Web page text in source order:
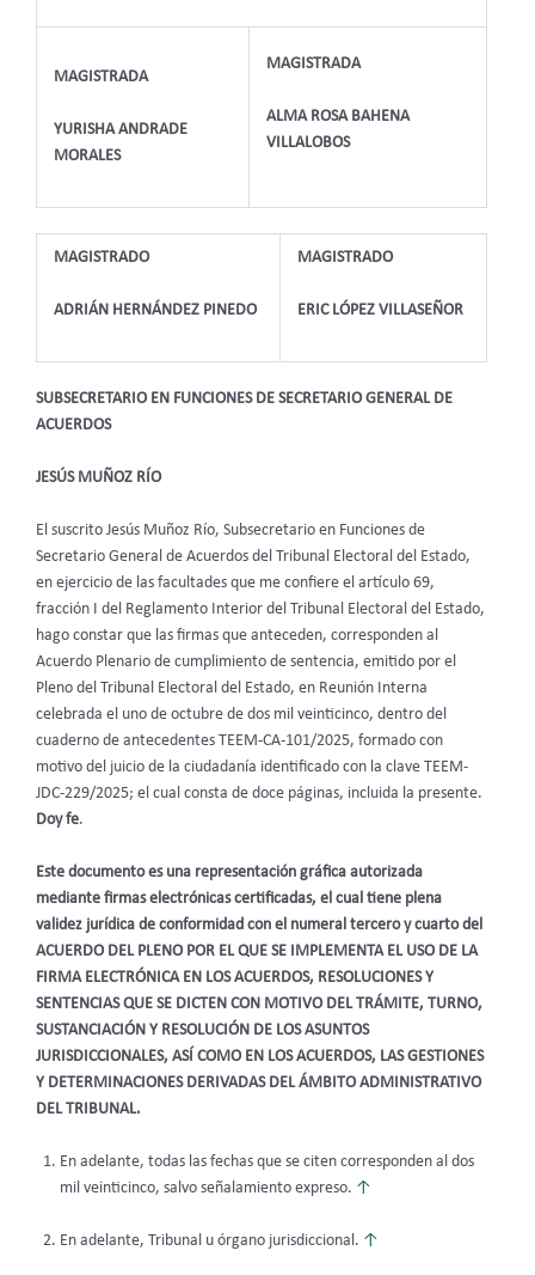
MAGISTRADA
YURISHA ANDRADE
MORALES
MAGISTRADA
ALMA ROSA BAHENA
VILLALOBOS
MAGISTRADO
ADRIÁN HERNÁNDEZ PINEDO
MAGISTRADO
ERIC LÓPEZ VILLASEÑOR
SUBSECRETARIO EN FUNCIONES DE SECRETARIO GENERAL DE
ACUERDOS
JESÚS MUÑOZ RÍO
El suscrito Jesús Muñoz Río, Subsecretario en Funciones de
Secretario General de Acuerdos del Tribunal Electoral del Estado,
en ejercicio de las facultades que me confiere el artículo 69,
fracción I del Reglamento Interior del Tribunal Electoral del Estado,
hago constar que las firmas que anteceden, corresponden al
Acuerdo Plenario de cumplimiento de sentencia, emitido por el
Pleno del Tribunal Electoral del Estado, en Reunión Interna
celebrada el uno de octubre de dos mil veinticinco, dentro del
cuaderno de antecedentes TEEM-CA-101/2025, formado con
motivo del juicio de la ciudadanía identificado con la clave TEEM-
JDC-229/2025; el cual consta de doce páginas, incluida la presente.
Doy fe.
Este documento es una representación gráfica autorizada
mediante firmas electrónicas certificadas, el cual tiene plena
validez jurídica de conformidad con el numeral tercero y cuarto del
ACUERDO DEL PLENO POR EL QUE SE IMPLEMENTA EL USO DE LA
FIRMA ELECTRÓNICA EN LOS ACUERDOS, RESOLUCIONES Y
SENTENCIAS QUE SE DICTEN CON MOTIVO DEL TRÁMITE, TURNO,
SUSTANCIACIÓN Y RESOLUCIÓN DE LOS ASUNTOS
JURISDICCIONALES, ASÍ COMO EN LOS ACUERDOS, LAS GESTIONES
Y DETERMINACIONES DERIVADAS DEL ÁMBITO ADMINISTRATIVO
DEL TRIBUNAL.
En adelante, todas las fechas que se citen corresponden al dos
mil veinticinco, salvo señalamiento expreso. ↑
En adelante, Tribunal u órgano jurisdiccional. ↑